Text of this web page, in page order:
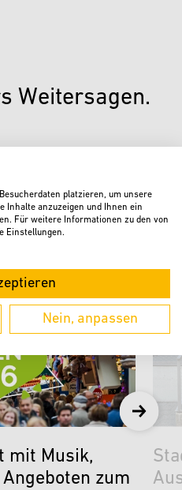
Weitersagen.
Meldungen
mit Musik,
zum
platzieren, um unsere
Inhalte anzuzeigen und Ihnen ein
Für weitere Informationen zu den von
Einstellungen.
Nein, anpassen